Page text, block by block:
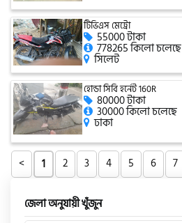
টিভিএস মেট্রো
55000 টাকা
778265 কিলো চলেছে
সিলেট
হোন্ডা সিবি হর্নেট 160R
80000 টাকা
30000 কিলো চলেছে
ঢাকা
< 1 2 3 4 5 6 7
জেলা অনুযায়ী খুঁজুন